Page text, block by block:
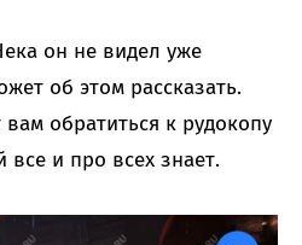
он не видел уже
об этом рассказать.
обратиться к рудокопу
и про всех знает.